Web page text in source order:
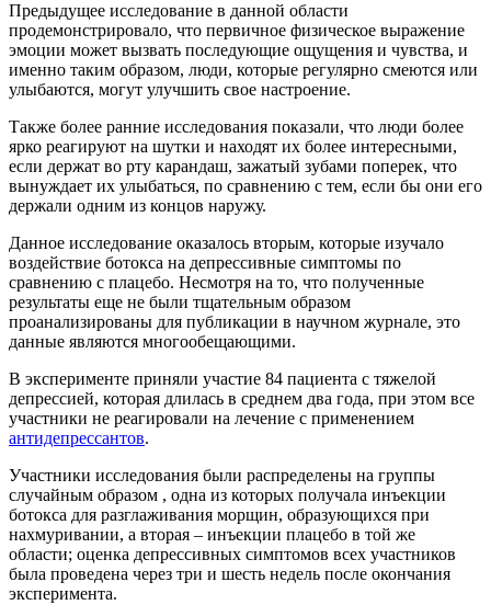
Предыдущее исследование в данной области
продемонстрировало, что первичное физическое выражение
эмоции может вызвать последующие ощущения и чувства, и
именно таким образом, люди, которые регулярно смеются или
улыбаются, могут улучшить свое настроение.
Также более ранние исследования показали, что люди более
ярко реагируют на шутки и находят их более интересными,
если держат во рту карандаш, зажатый зубами поперек, что
вынуждает их улыбаться, по сравнению с тем, если бы они его
держали одним из концов наружу.
Данное исследование оказалось вторым, которые изучало
воздействие ботокса на депрессивные симптомы по
сравнению с плацебо. Несмотря на то, что полученные
результаты еще не были тщательным образом
проанализированы для публикации в научном журнале, это
данные являются многообещающими.
В эксперименте приняли участие 84 пациента с тяжелой
депрессией, которая длилась в среднем два года, при этом все
участники не реагировали на лечение с применением
антидепрессантов.
Участники исследования были распределены на группы
случайным образом , одна из которых получала инъекции
ботокса для разглаживания морщин, образующихся при
нахмуривании, а вторая – инъекции плацебо в той же
области; оценка депрессивных симптомов всех участников
была проведена через три и шесть недель после окончания
эксперимента.